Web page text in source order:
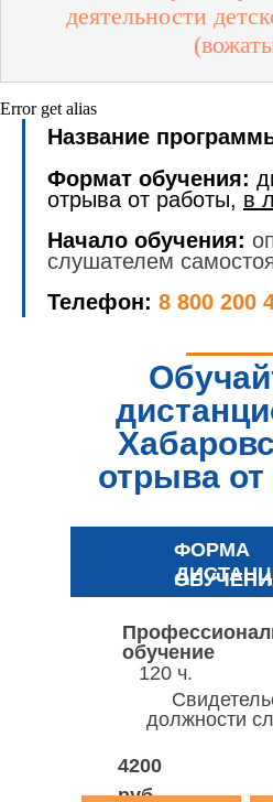
деятельности
Error get alias
Название
Формат обучения:
отрыва от работы, в
Начало обучения:
слушателем
Телефон: 8 800 200
отрыва
ФОРМА
обучение
должности
120 ч.
4200
руб.